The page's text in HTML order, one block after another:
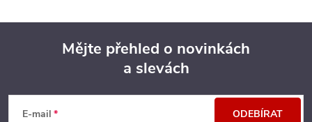
Mějte přehled o novinkách
a slevách
E-mail ODEBÍRAT